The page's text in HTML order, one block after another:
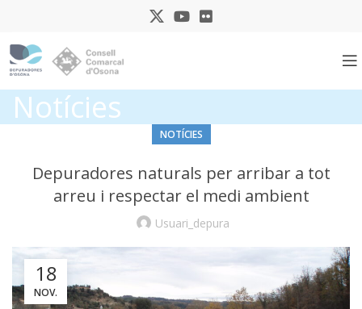
Notícies
NOTÍCIES
Depuradores naturals per arribar a tot
arreu i respectar el medi ambient
Usuari_depura
18
NOV.